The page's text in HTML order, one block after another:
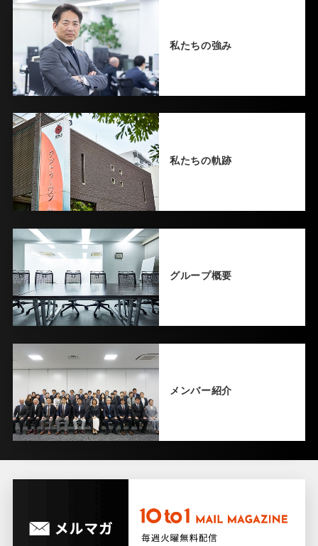
私たちの強み
私たちの軌跡
グループ概要
メンバー紹介